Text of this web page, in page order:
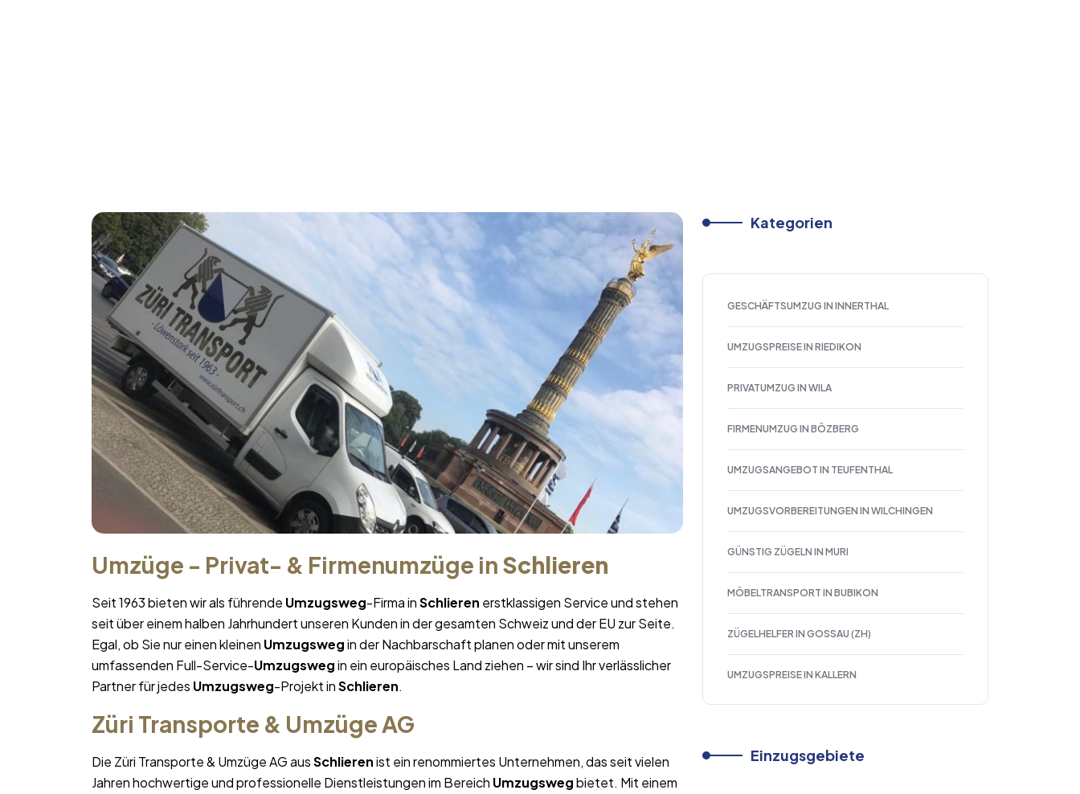
Umzüge - Privat- & Firmenumzüge in Schlieren
Seit 1963 bieten wir als führende Umzugsweg-Firma inSchlieren erstklassigen Service und stehen
seit über einem halben Jahrhundert unseren Kunden in der gesamten Schweiz und der EU zur Seite.
Egal, ob Sie nur einen kleinen Umzugswegin der Nachbarschaft planen oder mit unserem
umfassenden Full-Service-Umzugswegin ein europäisches Land ziehen – wir sind Ihr verlässlicher
Partner für jedes Umzugsweg-Projekt inSchlieren.
Züri Transporte & Umzüge AG
Die Züri Transporte & Umzüge AG ausSchlierenist ein renommiertes Unternehmen, das seit vielen
Jahren hochwertige und professionelle Dienstleistungen im Bereich Umzugswegbietet. Mit einem
Kategorien
GESCHÄFTSUMZUG IN INNERTHAL
UMZUGSPREISE IN RIEDIKON
PRIVATUMZUG IN WILA
FIRMENUMZUG IN BÖZBERG
UMZUGSANGEBOT IN TEUFENTHAL
UMZUGSVORBEREITUNGEN IN WILCHINGEN
GÜNSTIG ZÜGELN IN MURI
MÖBELTRANSPORT IN BUBIKON
ZÜGELHELFER IN GOSSAU (ZH)
UMZUGSPREISE IN KALLERN
Einzugsgebiete